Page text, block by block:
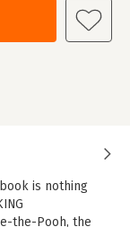
is nothing
the-Pooh, the